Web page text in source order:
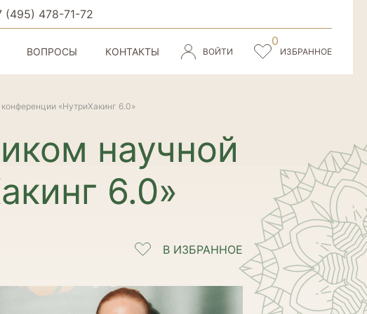
(495) 478-71-72
ВОПРОСЫ КОНТАКТЫ ВОЙТИ ИЗБРАННОЕ
«НутриХакинг 6.0»
научной
6.0»